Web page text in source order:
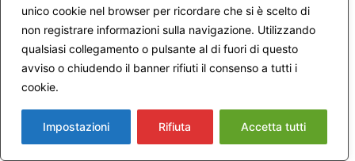
unico cookie nel browser per ricordare che si è scelto di
non registrare informazioni sulla navigazione. Utilizzando
qualsiasi collegamento o pulsante al di fuori di questo
avviso o chiudendo il banner rifiuti il consenso a tutti i
cookie.
Impostazioni Rifiuta Accetta tutti
universale, alla preghiera di Gesù, di Maria, e di tutti i santi
che ci hanno preceduto.
La preghiera liturgica comunitaria mi fa sentire ‘parte’ di
questa grande famiglia: in questo sentirmi parte vivo la
gioia dell’appartenza ma anche la rinuncia alla mia
orgogliosa autosufficienza.
La preghiera liturgica comunitaria diventa così una grande
maestra e palestra di vita comunitaria.